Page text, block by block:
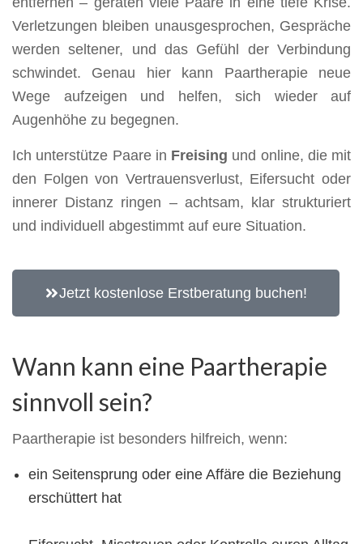
Verletzungen bleiben unausgesprochen, Gespräche
werden seltener, und das Gefühl der Verbindung
schwindet. Genau hier kann Paartherapie neue
Wege aufzeigen und helfen, sich wieder auf
Augenhöhe zu begegnen.
Ich unterstütze Paare in Freising und online, die mit
den Folgen von Vertrauensverlust, Eifersucht oder
innerer Distanz ringen – achtsam, klar strukturiert
und individuell abgestimmt auf eure Situation.
Jetzt kostenlose Erstberatung buchen!
Wann kann eine Paartherapie
sinnvoll sein?
Paartherapie ist besonders hilfreich, wenn:
ein Seitensprung oder eine Affäre die Beziehung
erschüttert hat